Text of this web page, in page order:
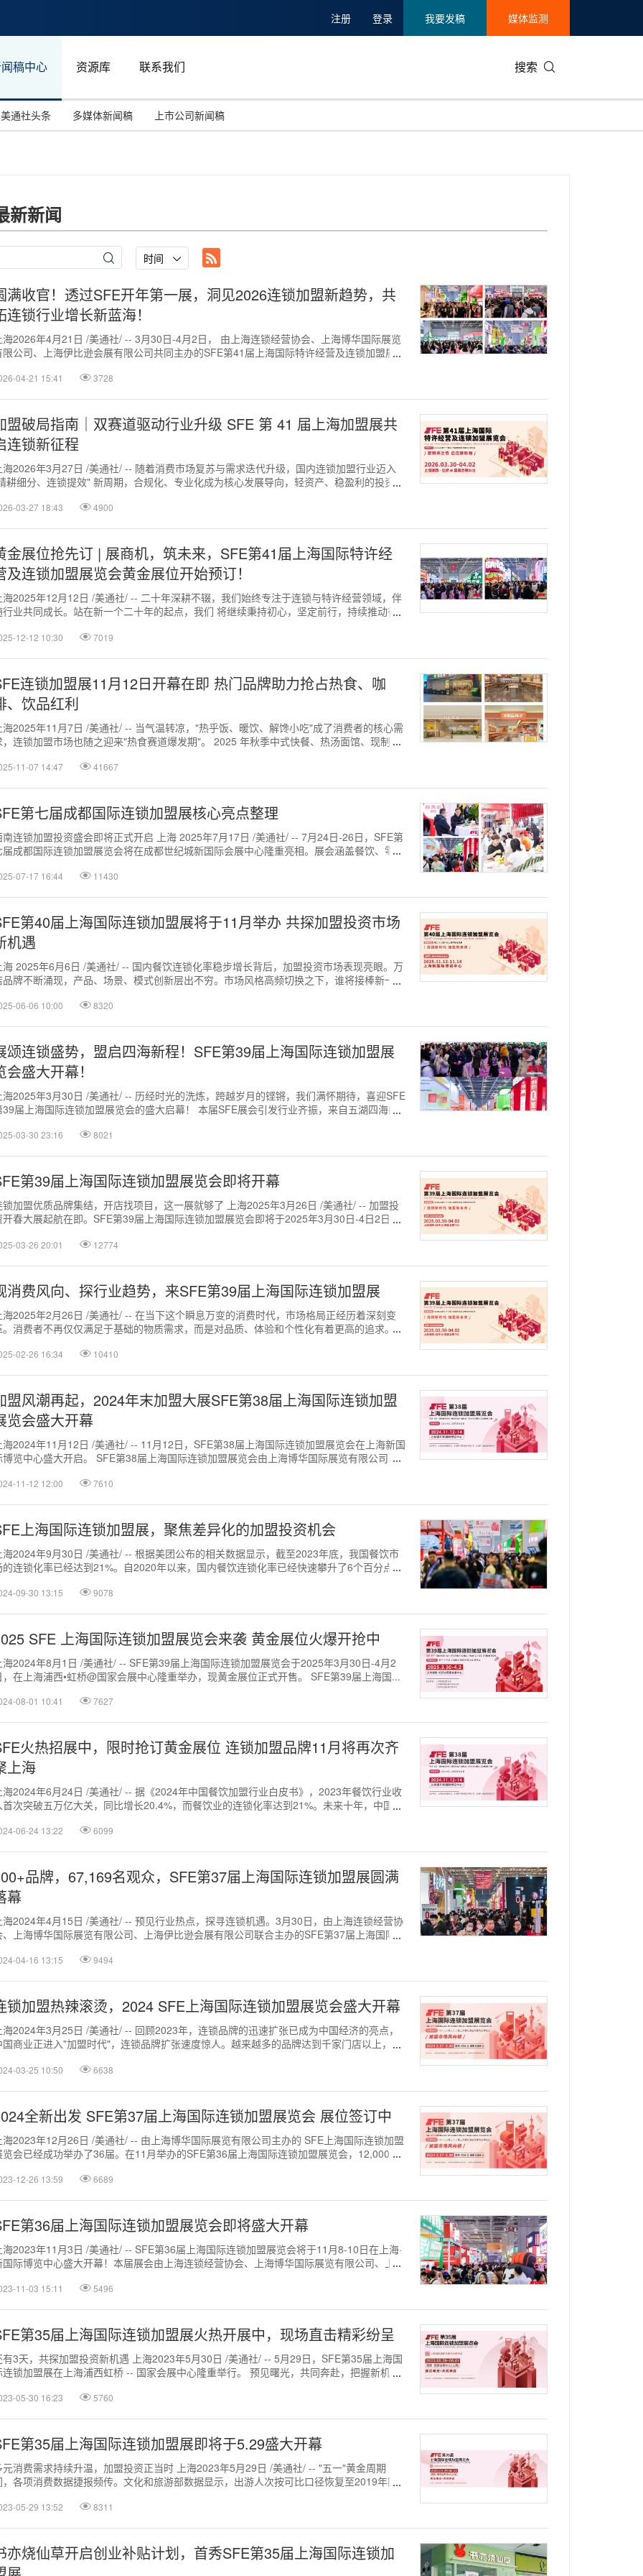
注册 登录 我要发稿 媒体监测
稿中心 资源库 联系我们 搜索
人工智能
美国临床肿瘤学会(ASCO)
汉诺威工业博览会
体育
通信业
广告营销传媒
美通社头条 多媒体新闻稿 上市公司新闻稿
新新闻
时间
满收官！透过SFE开年第一展，洞见2026连锁加盟新趋势，共
连锁行业增长新蓝海！
海2026年4月21日 /美通社/ -- 3月30日-4月2日， 由上海连锁经营协会、上海博华国际展览
限公司、上海伊比逊会展有限公司共同主办的SFE第41届上海国际特许经营及连锁加盟展览
04-21 15:41 3728
盟破局指南｜双赛道驱动行业升级 SFE 第 41 届上海加盟展共
连锁新征程
海2026年3月27日 /美通社/ -- 随着消费市场复苏与需求迭代升级，国内连锁加盟行业迈入
耕细分、连锁提效" 新周期，合规化、专业化成为核心发展导向，轻资产、稳盈利的投资诉
03-27 18:43 4900
金展位抢先订 | 展商机，筑未来，SFE第41届上海国际特许经
及连锁加盟展览会黄金展位开始预订！
海2025年12月12日 /美通社/ -- 二十年深耕不辍，我们始终专注于连锁与特许经营领域，伴
行业共同成长。站在新一个二十年的起点，我们 将继续秉持初心，坚定前行，持续推动行
12-12 10:30 7019
连锁加盟展11月12日开幕在即 热门品牌助力抢占热食、咖
、饮品红利
海2025年11月7日 /美通社/ -- 当气温转凉，"热乎饭、暖饮、解馋小吃"成了消费者的核心需
，连锁加盟市场也随之迎来"热食赛道爆发期"。 2025 年秋季中式快餐、热汤面馆、现制咖
11-07 14:47 41667
第七届成都国际连锁加盟展核心亮点整理
南连锁加盟投资盛会即将正式开启 上海 2025年7月17日 /美通社/ -- 7月24日-26日，SFE第
届成都国际连锁加盟展览会将在成都世纪城新国际会展中心隆重亮相。展会涵盖餐饮、零
07-17 16:44 11430
第40届上海国际连锁加盟展将于11月举办 共探加盟投资市场
机遇
海 2025年6月6日 /美通社/ -- 国内餐饮连锁化率稳步增长背后，加盟投资市场表现亮眼。万
品牌不断涌现，产品、场景、模式创新层出不穷。市场风格高频切换之下，谁将接棒新一轮
06-06 10:00 8320
颂连锁盛势，盟启四海新程！SFE第39届上海国际连锁加盟展
会盛大开幕！
海2025年3月30日 /美通社/ -- 历经时光的洗炼，跨越岁月的铿锵，我们满怀期待，喜迎SFE
39届上海国际连锁加盟展览会的盛大启幕！ 本届SFE展会引发行业齐振，来自五湖四海的
03-30 23:16 8021
第39届上海国际连锁加盟展览会即将开幕
锁加盟优质品牌集结，开店找项目，这一展就够了 上海2025年3月26日 /美通社/ -- 加盟投
开春大展起航在即。SFE第39届上海国际连锁加盟展览会即将于2025年3月30日-4日2日在
03-26 20:01 12774
消费风向、探行业趋势，来SFE第39届上海国际连锁加盟展
海2025年2月26日 /美通社/ -- 在当下这个瞬息万变的消费时代，市场格局正经历着深刻变
。消费者不再仅仅满足于基础的物质需求，而是对品质、体验和个性化有着更高的追求。这
02-26 16:34 10410
盟风潮再起，2024年末加盟大展SFE第38届上海国际连锁加盟
览会盛大开幕
海2024年11月12日 /美通社/ -- 11月12日，SFE第38届上海国际连锁加盟展览会在上海新国
博览中心盛大开启。 SFE第38届上海国际连锁加盟展览会由上海博华国际展览有限公司、
11-12 12:00 7610
上海国际连锁加盟展，聚焦差异化的加盟投资机会
海2024年9月30日 /美通社/ -- 根据美团公布的相关数据显示，截至2023年底，我国餐饮市
的连锁化率已经达到21%。自2020年以来，国内餐饮连锁化率已经快速攀升了6个百分点，
09-30 13:15 9078
SFE 上海国际连锁加盟展览会来袭 黄金展位火爆开抢中
海2024年8月1日 /美通社/ -- SFE第39届上海国际连锁加盟展览会于2025年3月30日-4月2
，在上海浦西•虹桥@国家会展中心隆重举办，现黄金展位正式开售。 SFE第39届上海国...
08-01 10:41 7627
火热招展中，限时抢订黄金展位 连锁加盟品牌11月将再次齐
上海
海2024年6月24日 /美通社/ -- 据《2024年中国餐饮加盟行业白皮书》，2023年餐饮行业收
首次突破五万亿大关，同比增长20.4%，而餐饮业的连锁化率达到21%。未来十年，中国餐
06-24 13:22 6099
品牌，67,169名观众，SFE第37届上海国际连锁加盟展圆满
幕
海2024年4月15日 /美通社/ -- 预见行业热点，探寻连锁机遇。3月30日，由上海连锁经营协
、上海博华国际展览有限公司、上海伊比逊会展有限公司联合主办的SFE第37届上海国际连
04-16 13:15 9494
锁加盟热辣滚烫，2024 SFE上海国际连锁加盟展览会盛大开幕
海2024年3月25日 /美通社/ -- 回顾2023年，连锁品牌的迅速扩张已成为中国经济的亮点，
国商业正进入"加盟时代"，连锁品牌扩张速度惊人。越来越多的品牌达到千家门店以上，头
03-25 10:50 6638
全新出发 SFE第37届上海国际连锁加盟展览会 展位签订中
海2023年12月26日 /美通社/ -- 由上海博华国际展览有限公司主办的 SFE上海国际连锁加盟
览会已经成功举办了36届。在11月举办的SFE第36届上海国际连锁加盟展览会，12,000平
12-26 13:59 6689
第36届上海国际连锁加盟展览会即将盛大开幕
海2023年11月3日 /美通社/ -- SFE第36届上海国际连锁加盟展览会将于11月8-10日在上海·
国际博览中心盛大开幕！本届展会由上海连锁经营协会、上海博华国际展览有限公司、上海
11-03 15:11 5496
第35届上海国际连锁加盟展火热开展中，现场直击精彩纷呈
有3天，共探加盟投资新机遇 上海2023年5月30日 /美通社/ -- 5月29日，SFE第35届上海国
连锁加盟展在上海浦西虹桥 -- 国家会展中心隆重举行。 预见曙光，共同奔赴，把握新机
05-30 16:23 5760
第35届上海国际连锁加盟展即将于5.29盛大开幕
元消费需求持续升温，加盟投资正当时 上海2023年5月29日 /美通社/ -- "五一"黄金周期
，各项消费数据捷报频传。文化和旅游部数据显示，出游人次按可比口径恢复至2019年同
05-29 13:52 8311
亦烧仙草开启创业补贴计划，首秀SFE第35届上海国际连锁加